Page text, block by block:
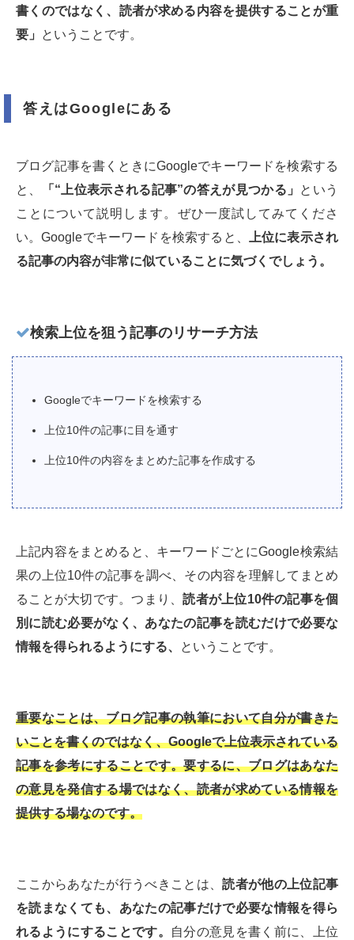
書くのではなく、読者が求める内容を提供することが重
要」
ということです。
答えはGoogleにある
ブログ記事を書くときにGoogleでキーワードを検索する
と、
「“上位表示される記事”の答えが見つかる」 という
ことについて説明します。ぜひ一度試してみてくださ
い。Googleでキーワードを検索すると、
上位に表示され
る記事の内容が非常に似ていることに気づくでしょう。
検索上位を狙う記事のリサーチ方法
Googleでキーワードを検索する
上位10件の記事に目を通す
上位10件の内容をまとめた記事を作成する
上記内容をまとめると、キーワードごとにGoogle検索結
果の上位10件の記事を調べ、その内容を理解してまとめ
ることが大切です。つまり、読者が上位10件の記事を個
別に読む必要がなく、あなたの記事を読むだけで必要な
情報を得られるようにする、
ということです。
重要なことは、ブログ記事の執筆において自分が書きた
いことを書くのではなく、Googleで上位表示されている
記事を参考にすることです。要するに、ブログはあなた
の意見を発信する場ではなく、読者が求めている情報を
提供する場なのです。
ここからあなたが行うべきことは、読者が他の上位記事
を読まなくても、あなたの記事だけで必要な情報を得ら
れるようにすることです。
自分の意見を書く前に、上位